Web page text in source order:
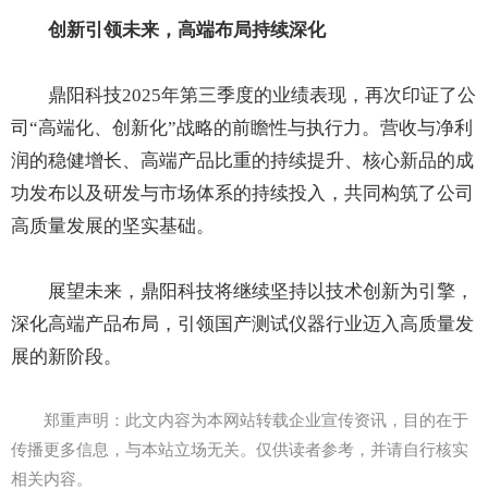
创新引领未来，高端布局持续深化
鼎阳科技2025年第三季度的业绩表现，再次印证了公
司“高端化、创新化”战略的前瞻性与执行力。营收与净利
润的稳健增长、高端产品比重的持续提升、核心新品的成
功发布以及研发与市场体系的持续投入，共同构筑了公司
高质量发展的坚实基础。
展望未来，鼎阳科技将继续坚持以技术创新为引擎，
深化高端产品布局，引领国产测试仪器行业迈入高质量发
展的新阶段。
郑重声明：此文内容为本网站转载企业宣传资讯，目的在于
传播更多信息，与本站立场无关。仅供读者参考，并请自行核实
相关内容。